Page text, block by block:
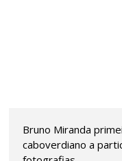
Bruno Miranda
caboverdiano a